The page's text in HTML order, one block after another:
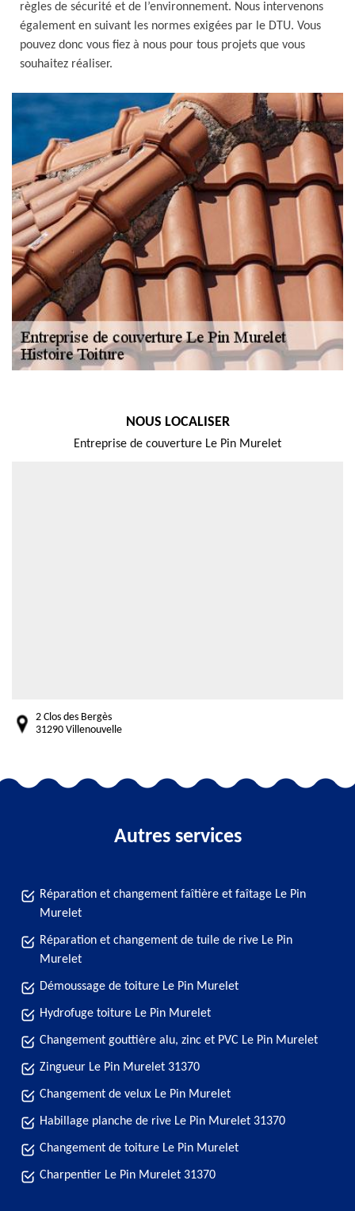
règles de sécurité et de l’environnement. Nous intervenons
également en suivant les normes exigées par le DTU. Vous
pouvez donc vous fiez à nous pour tous projets que vous
souhaitez réaliser.
NOUS LOCALISER
Entreprise de couverture Le Pin Murelet
2 Clos des Bergès
31290 Villenouvelle
Autres services
Réparation et changement faîtière et faîtage Le Pin
Murelet
Réparation et changement de tuile de rive Le Pin
Murelet
Démoussage de toiture Le Pin Murelet
Hydrofuge toiture Le Pin Murelet
Changement gouttière alu, zinc et PVC Le Pin Murelet
Zingueur Le Pin Murelet 31370
Changement de velux Le Pin Murelet
Habillage planche de rive Le Pin Murelet 31370
Changement de toiture Le Pin Murelet
Charpentier Le Pin Murelet 31370